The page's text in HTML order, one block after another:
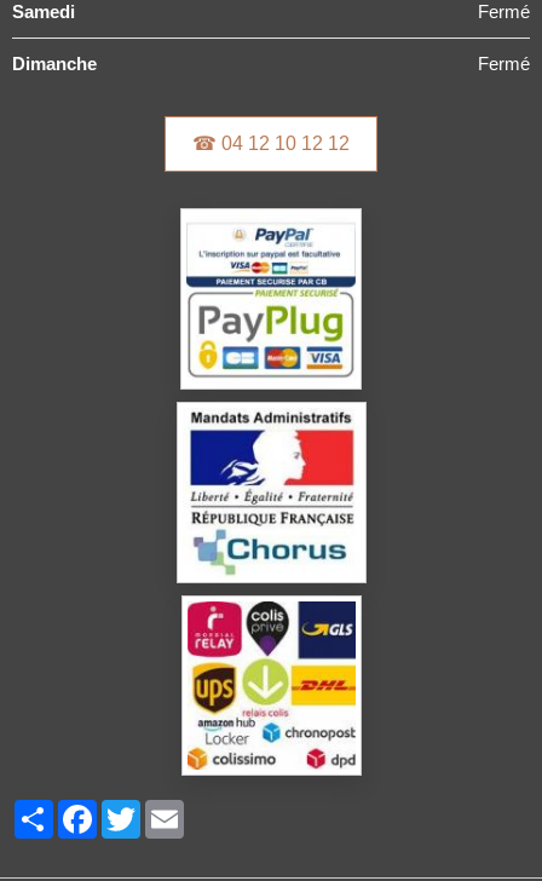
Samedi Fermé
Dimanche Fermé
☎ 04 12 10 12 12
PartagerFacebookTwitter